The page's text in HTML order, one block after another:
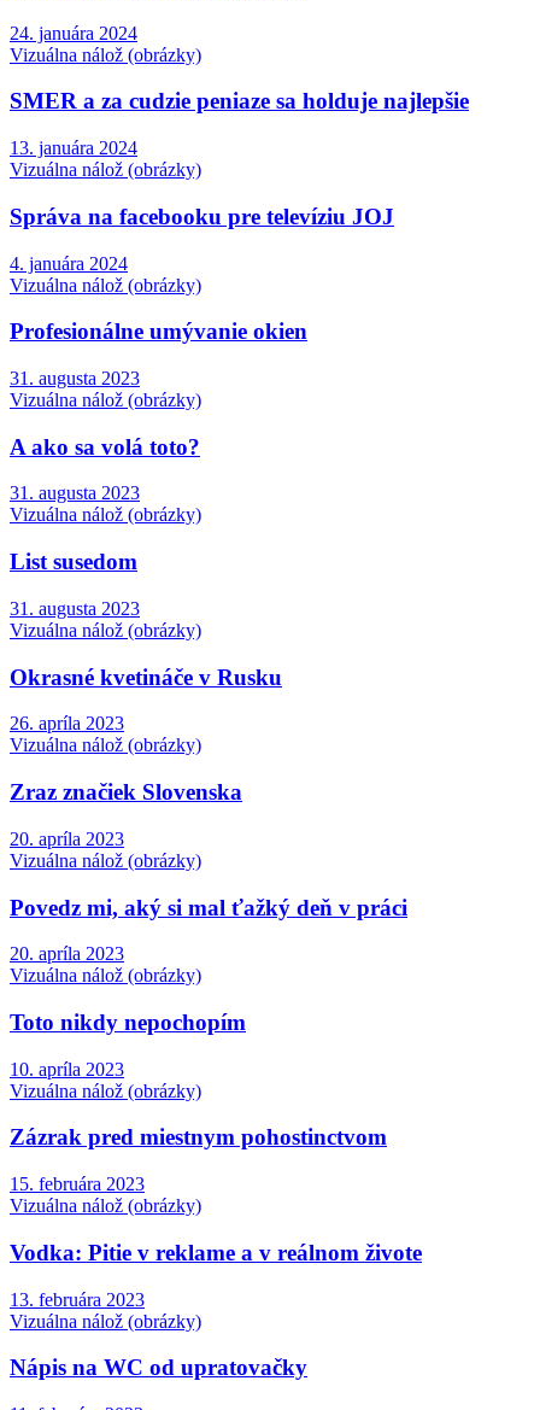
24. januára 2024
Vizuálna nálož (obrázky)
SMER a za cudzie peniaze sa holduje najlepšie
13. januára 2024
Vizuálna nálož (obrázky)
Správa na facebooku pre televíziu JOJ
4. januára 2024
Vizuálna nálož (obrázky)
Profesionálne umývanie okien
31. augusta 2023
Vizuálna nálož (obrázky)
A ako sa volá toto?
31. augusta 2023
Vizuálna nálož (obrázky)
List susedom
31. augusta 2023
Vizuálna nálož (obrázky)
Okrasné kvetináče v Rusku
26. apríla 2023
Vizuálna nálož (obrázky)
Zraz značiek Slovenska
20. apríla 2023
Vizuálna nálož (obrázky)
Povedz mi, aký si mal ťažký deň v práci
20. apríla 2023
Vizuálna nálož (obrázky)
Toto nikdy nepochopím
10. apríla 2023
Vizuálna nálož (obrázky)
Zázrak pred miestnym pohostinctvom
15. februára 2023
Vizuálna nálož (obrázky)
Vodka: Pitie v reklame a v reálnom živote
13. februára 2023
Vizuálna nálož (obrázky)
Nápis na WC od upratovačky